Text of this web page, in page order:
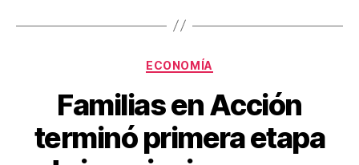
o
Categorías
ECONOMÍA
Familias en Acción
terminó primera etapa